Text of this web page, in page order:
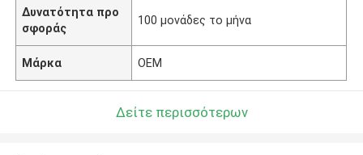
Δυνατότητα προ
σφοράς
100 μονάδες το μήνα
Μάρκα OEM
Δείτε περισσότερων